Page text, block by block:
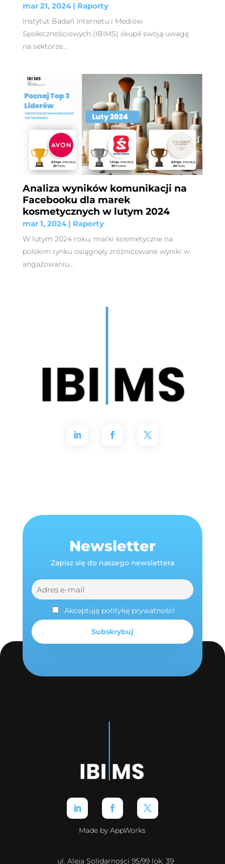
mar 21, 2024| Raporty
Instytut Badań Internetu i Mediów
Społecznościowych (IBIMS) skupił swoją uwagę
na sektorze...
Analiza wyników komunikacji na
Facebooku dla marek
kosmetycznych w lutym 2024
mar 1, 2024| Raporty
W lutym 2024 roku, marki kosmetyczne na
polskim rynku osiągnęły zróżnicowane wyniki w
angażowaniu...
Newsletter
Zapisz się do naszego newslettera
Akceptuję politykę prywatności
Made by AppWorks
ul. Aleja Solidarności 95/99 lok. 39